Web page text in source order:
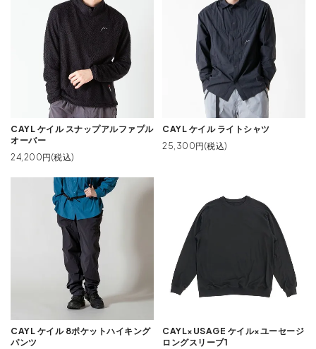
CAYL ケイル スナップアルファプル
オーバー
24,200円(税込)
CAYL ケイル ライトシャツ
25,300円(税込)
CAYL ケイル 8ポケットハイキング
パンツ
CAYL×USAGE ケイル×ユーセージ
ロングスリーブ1